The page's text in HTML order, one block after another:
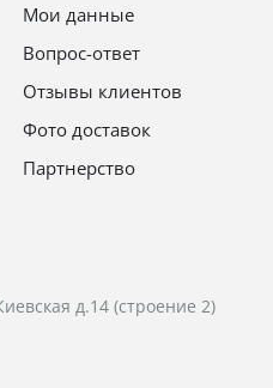
Мои данные
Вопрос-ответ
Отзывы клиентов
Фото доставок
Партнерство
д.14 (строение 2)